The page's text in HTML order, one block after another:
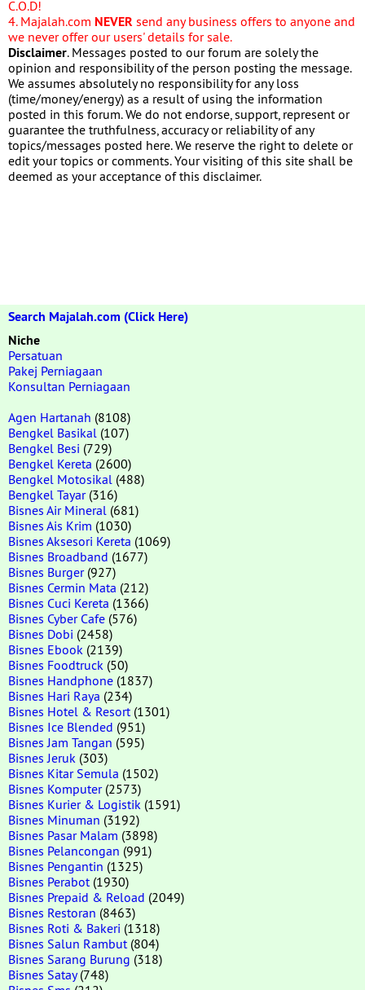
C.O.D!
4. Majalah.com NEVER send any business offers to anyone and
we never offer our users' details for sale.
Disclaimer. Messages posted to our forum are solely the
opinion and responsibility of the person posting the message.
We assumes absolutely no responsibility for any loss
(time/money/energy) as a result of using the information
posted in this forum. We do not endorse, support, represent or
guarantee the truthfulness, accuracy or reliability of any
topics/messages posted here. We reserve the right to delete or
edit your topics or comments. Your visiting of this site shall be
deemed as your acceptance of this disclaimer.
Search Majalah.com (Click Here)
Niche
Persatuan
Pakej Perniagaan
Konsultan Perniagaan
Agen Hartanah (8108)
Bengkel Basikal (107)
Bengkel Besi (729)
Bengkel Kereta (2600)
Bengkel Motosikal (488)
Bengkel Tayar(316)
Bisnes Air Mineral (681)
Bisnes Ais Krim (1030)
Bisnes Aksesori Kereta (1069)
Bisnes Broadband (1677)
Bisnes Burger(927)
Bisnes Cermin Mata (212)
Bisnes Cuci Kereta (1366)
Bisnes Cyber Cafe (576)
Bisnes Dobi (2458)
Bisnes Ebook (2139)
Bisnes Foodtruck (50)
Bisnes Handphone (1837)
Bisnes Hari Raya (234)
Bisnes Hotel & Resort (1301)
Bisnes Ice Blended (951)
Bisnes Jam Tangan (595)
Bisnes Jeruk (303)
Bisnes Kitar Semula (1502)
Bisnes Komputer(2573)
Bisnes Kurier & Logistik (1591)
Bisnes Minuman (3192)
Bisnes Pasar Malam (3898)
Bisnes Pelancongan (991)
Bisnes Pengantin (1325)
Bisnes Perabot (1930)
Bisnes Prepaid & Reload (2049)
Bisnes Restoran (8463)
Bisnes Roti & Bakeri (1318)
Bisnes Salun Rambut (804)
Bisnes Sarang Burung (318)
Bisnes Satay(748)